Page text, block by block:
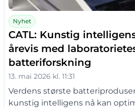
Nyhet
CATL: Kunstig
årevis med
batteriforskning
13. mai 2026 kl. 11:31
Verdens største
kunstig intelligens nå kan